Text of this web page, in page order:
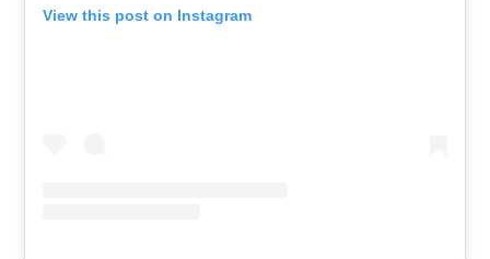
View this post on Instagram